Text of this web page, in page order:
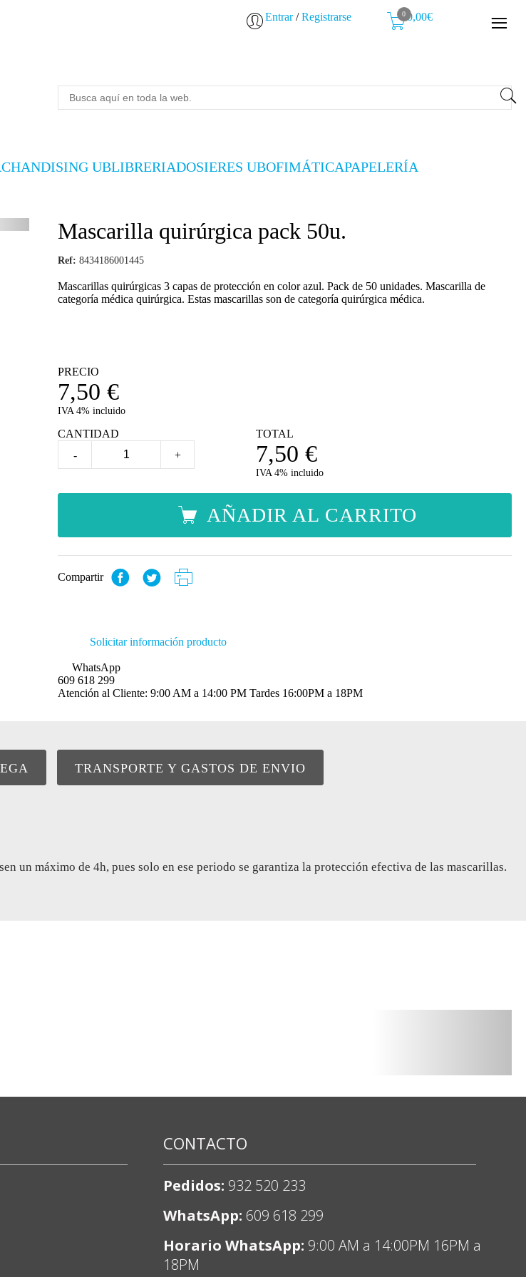
Entrar/Registrarse 00,00€
UBLIBRERIADOSIERES UBOFIMÁTICAPAPELERÍA
Mascarilla quirúrgica pack 50u.
Ref: 8434186001445
Mascarillas quirúrgicas 3 capas de protección en color azul. Pack de 50 unidades. Mascarilla de
categoría médica quirúrgica. Estas mascarillas son de categoría quirúrgica médica.
PRECIO
7,50 €
IVA 4% incluido
CANTIDAD
-
+
TOTAL
7,50 €
IVA 4% incluido
AÑADIR AL CARRITO
Compartir
Solicitar información producto
WhatsApp
609 618 299
Atención al Cliente: 9:00 AM a 14:00 PM Tardes 16:00PM a 18PM
TRANSPORTE Y GASTOS DE ENVIO
un máximo de 4h, pues solo en ese periodo se garantiza la protección efectiva de las mascarillas.
CONTACTO
Pedidos: 932 520 233
WhatsApp: 609 618 299
Horario WhatsApp: 9:00 AM a 14:00PM 16PM a
18PM